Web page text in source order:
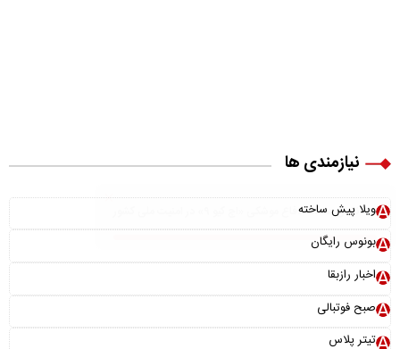
نیازمندی ها
ویلا پیش ساخته
بونوس رایگان
اخبار رازبقا
صبح فوتبالی
تیتر پلاس
×
نقش سامانه دفاع موشکی «اچ کیو ۹» در امنیت ملی کشور